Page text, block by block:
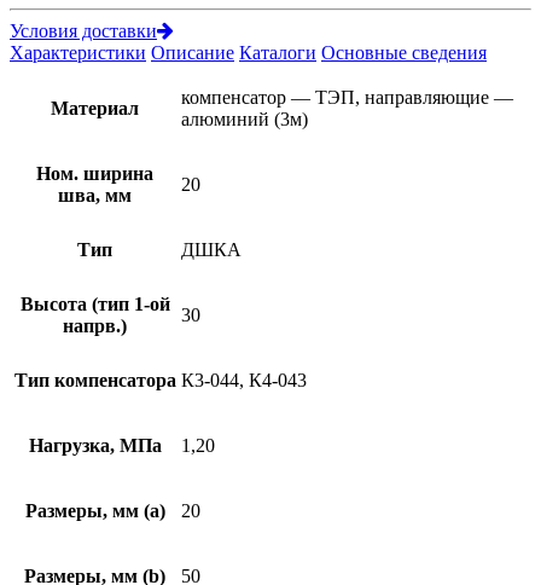
Условия доставки
Характеристики Описание Каталоги Основные сведения
Материал
компенсатор — ТЭП, направляющие —
алюминий (3м)
Ном. ширина
шва, мм
20
Тип ДШКА
Высота (тип 1-ой
напрв.)
30
Тип компенсатора К3-044, К4-043
Нагрузка, МПа 1,20
Размеры, мм (а) 20
Размеры, мм (b) 50